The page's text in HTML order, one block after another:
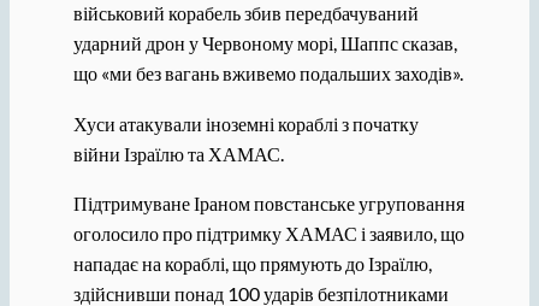
військовий корабель збив передбачуваний
ударний дрон у Червоному морі, Шаппс сказав,
що «ми без вагань вживемо подальших заходів».
Хуси атакували іноземні кораблі з початку
війни Ізраїлю та ХАМАС.
Підтримуване Іраном повстанське угруповання
оголосило про підтримку ХАМАС і заявило, що
нападає на кораблі, що прямують до Ізраїлю,
здійснивши понад 100 ударів безпілотниками